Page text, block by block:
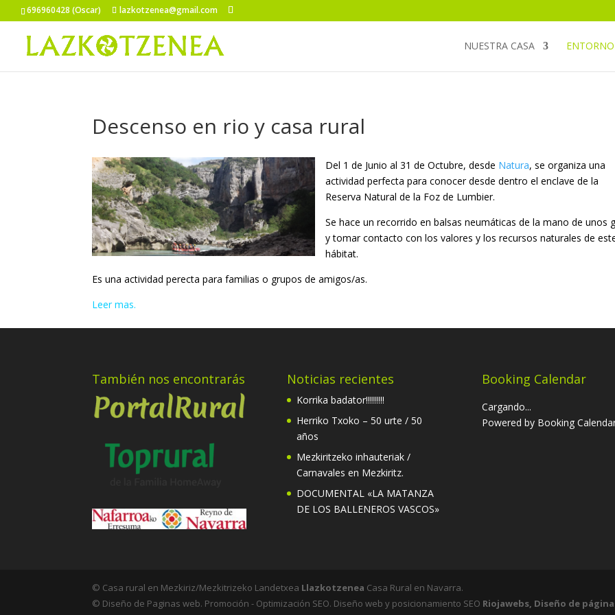
696960428 (Oscar) lazkotzenea@gmail.com
NUESTRA CASA ENTORNO
Descenso en rio y casa rural
Del 1 de Junio al 31 de Octubre, desde Natura, se organiza una
actividad perfecta para conocer desde dentro el enclave de la
Reserva Natural de la Foz de Lumbier.
Se hace un recorrido en balsas neumáticas de la mano de unos
y tomar contacto con los valores y los recursos naturales de
hábitat.
Es una actividad perecta para familias o grupos de amigos/as.
Leer mas.
También nos encontrarás Noticias recientes
Korrika badator!!!!!!!!!
Herriko Txoko – 50 urte / 50
años
Mezkiritzeko inhauteriak /
Carnavales en Mezkiritz.
DOCUMENTAL «LA MATANZA
DE LOS BALLENEROS VASCOS»
Booking Calendar
Cargando...
Powered by Booking
© Casa rural en Mezkiriz/Mezkitrizeko Landetxea Llazkotzenea Casa Rural en Navarra.
© Diseño de Paginas web. Promoción - Optimización SEO. Diseño web y posicionamiento SEO Riojawebs, Diseño de